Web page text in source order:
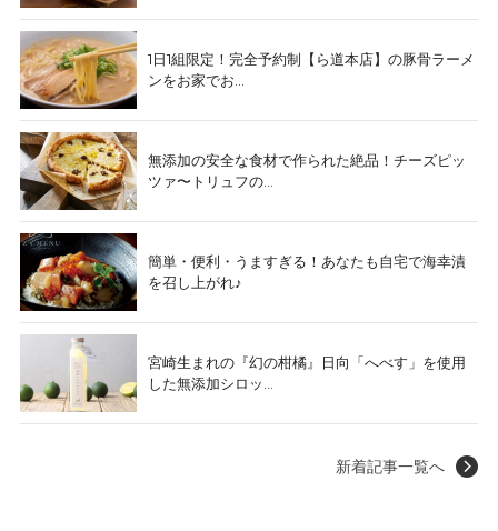
1日1組限定！完全予約制【ら道本店】の豚骨ラーメ
ンをお家でお...
無添加の安全な食材で作られた絶品！チーズピッ
ツァ〜トリュフの...
簡単・便利・うますぎる！あなたも自宅で海幸漬
を召し上がれ♪
宮崎生まれの『幻の柑橘』日向「へべす」を使用
した無添加シロッ...
新着記事一覧へ